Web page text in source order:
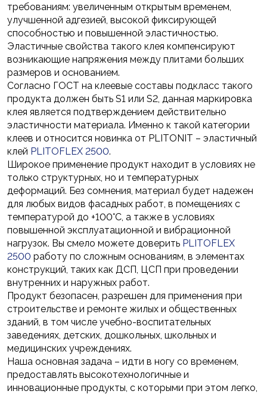
требованиям: увеличенным открытым временем,
улучшенной адгезией, высокой фиксирующей
способностью и повышенной эластичностью.
Эластичные свойства такого клея компенсируют
возникающие напряжения между плитами больших
размеров и основанием.
Согласно ГОСТ на клеевые составы подкласс такого
продукта должен быть S1 или S2, данная маркировка
клея является подтверждением действительно
эластичности материала. Именно к такой категории
клеев и относится новинка от PLITONIT – эластичный
клей PLITOFLEX 2500.
Широкое применение продукт находит в условиях не
только структурных, но и температурных
деформаций. Без сомнения, материал будет надежен
для любых видов фасадных работ, в помещениях с
температурой до +100°С, а также в условиях
повышенной эксплуатационной и вибрационной
нагрузок. Вы смело можете доверить PLITOFLEX
2500 работу по сложным основаниям, в элементах
конструкций, таких как ДСП, ЦСП при проведении
внутренних и наружных работ.
Продукт безопасен, разрешен для применения при
строительстве и ремонте жилых и общественных
зданий, в том числе учебно-воспитательных
заведениях, детских, дошкольных, школьных и
медицинских учреждениях.
Наша основная задача – идти в ногу со временем,
предоставлять высокотехнологичные и
инновационные продукты, с которыми при этом легко,